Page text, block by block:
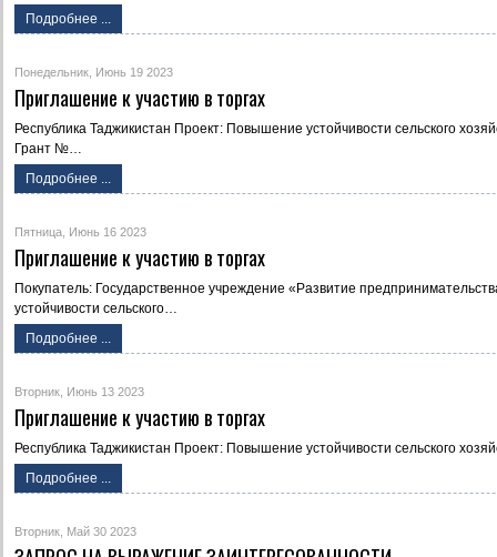
Подробнее ...
Понедельник, Июнь 19 2023
Приглашение к участию в торгах
Республика Таджикистан Проект: Повышение устойчивости сельского
Грант №…
Подробнее ...
Пятница, Июнь 16 2023
Приглашение к участию в торгах
Покупатель: Государственное учреждение «Развитие
устойчивости сельского…
Подробнее ...
Вторник, Июнь 13 2023
Приглашение к участию в торгах
Республика Таджикистан Проект: Повышение устойчивости сельского
Подробнее ...
Вторник, Май 30 2023